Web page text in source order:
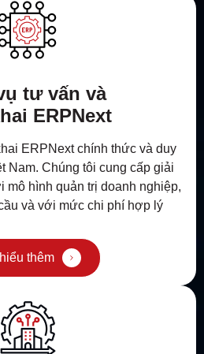
tư vấn và
ERPNext
ERPNext chính thức và duy
Nam. Chúng tôi cung cấp giải
mô hình quản trị doanh nghiệp,
và với mức chi phí hợp lý
thêm